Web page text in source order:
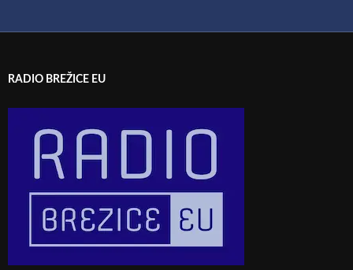
RADIO BREŽICE EU